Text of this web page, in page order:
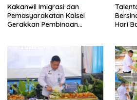
Kakanwil Imigrasi dan
Pemasyarakatan Kalsel
Gerakkan Pembinaan
Hari